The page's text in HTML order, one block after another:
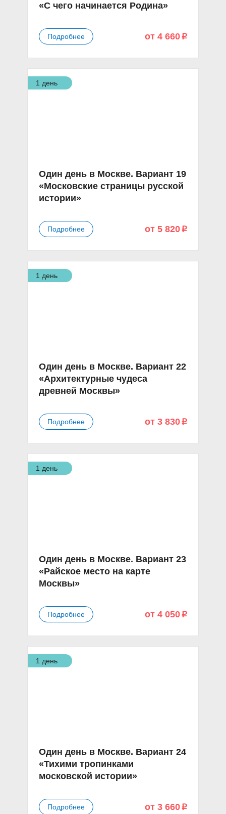
«С чего начинается Родина»
Подробнее от 4 660 p
1 день
Один день в Москве. Вариант 19
«Московские страницы русской
истории»
Подробнее от 5 820 p
1 день
Один день в Москве. Вариант 22
«Архитектурные чудеса
древней Москвы»
Подробнее от 3 830 p
1 день
Один день в Москве. Вариант 23
«Райское место на карте
Москвы»
Подробнее от 4 050 p
1 день
Один день в Москве. Вариант 24
«Тихими тропинками
московской истории»
Подробнее от 3 660 p